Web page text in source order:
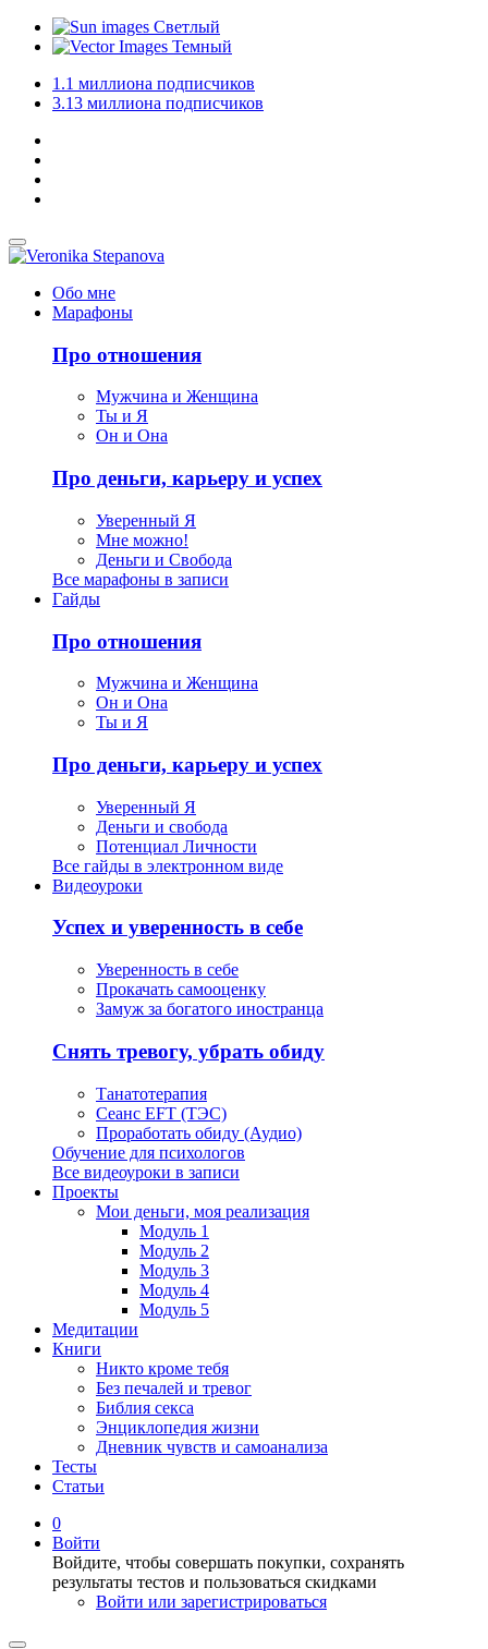
Светлый
Темный
1.1 миллиона подписчиков
3.13 миллиона подписчиков
Обо мне
Марафоны
Про отношения
Мужчина и Женщина
Ты и Я
Он и Она
Про деньги, карьеру и успех
Уверенный Я
Мне можно!
Деньги и Свобода
Все марафоны в записи
Гайды
Про отношения
Мужчина и Женщина
Он и Она
Ты и Я
Про деньги, карьеру и успех
Уверенный Я
Деньги и свобода
Потенциал Личности
Все гайды в электронном виде
Видеоуроки
Успех и уверенность в себе
Уверенность в себе
Прокачать самооценку
Замуж за богатого иностранца
Снять тревогу, убрать обиду
Танатотерапия
Сеанс EFT (ТЭС)
Проработать обиду (Аудио)
Обучение для психологов
Все видеоуроки в записи
Проекты
Мои деньги, моя реализация
Модуль 1
Модуль 2
Модуль 3
Модуль 4
Модуль 5
Медитации
Книги
Никто кроме тебя
Без печалей и тревог
Библия секса
Энциклопедия жизни
Дневник чувств и самоанализа
Тесты
Статьи
0
Войти
Войдите, чтобы совершать покупки, сохранять
результаты тестов и пользоваться скидками
Войти или зарегистрироваться